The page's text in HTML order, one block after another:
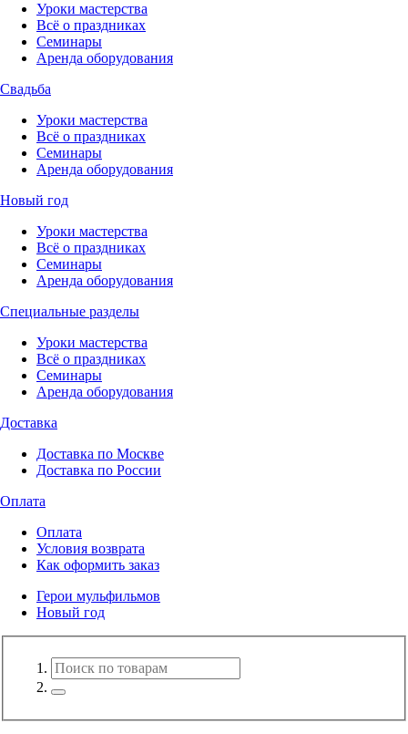
Уроки мастерства
Всё о праздниках
Семинары
Аренда оборудования
Свадьба
Уроки мастерства
Всё о праздниках
Семинары
Аренда оборудования
Новый год
Уроки мастерства
Всё о праздниках
Семинары
Аренда оборудования
Специальные разделы
Уроки мастерства
Всё о праздниках
Семинары
Аренда оборудования
Доставка
Доставка по Москве
Доставка по России
Оплата
Оплата
Условия возврата
Как оформить заказ
Герои мульфильмов
Новый год